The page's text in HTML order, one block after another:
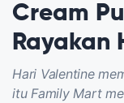
Cream
Rayakan
Hari Valentine
itu Family Mart